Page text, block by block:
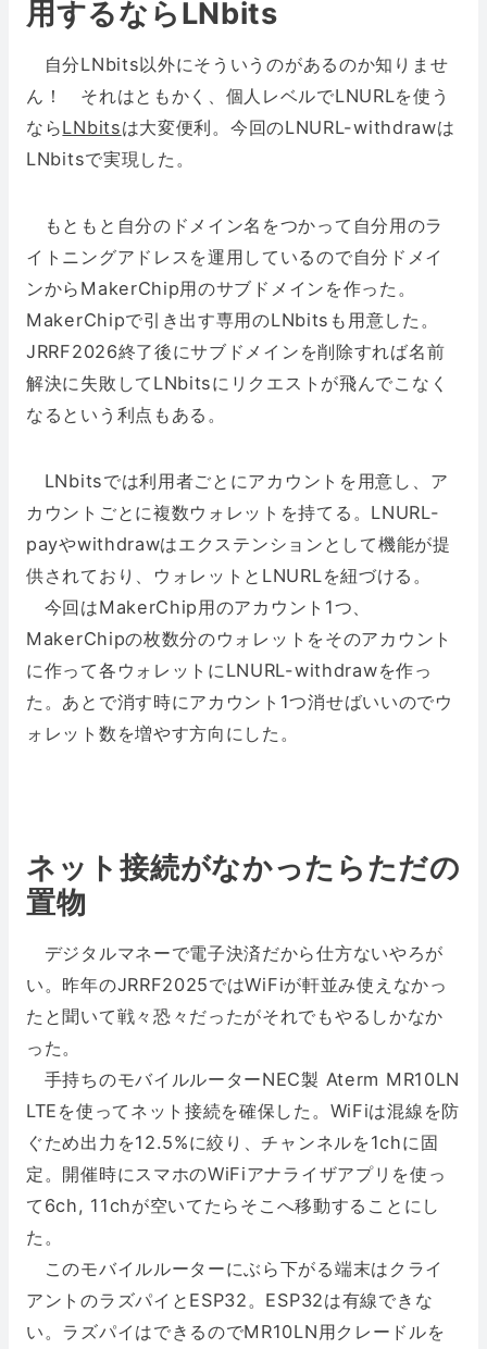
用するならLNbits
自分LNbits以外にそういうのがあるのか知りませ
ん！ それはともかく、個人レベルでLNURLを使う
ならLNbitsは大変便利。今回のLNURL-withdrawは
LNbitsで実現した。
もともと自分のドメイン名をつかって自分用のラ
イトニングアドレスを運用しているので自分ドメイ
ンからMakerChip用のサブドメインを作った。
MakerChipで引き出す専用のLNbitsも用意した。
JRRF2026終了後にサブドメインを削除すれば名前
解決に失敗してLNbitsにリクエストが飛んでこなく
なるという利点もある。
LNbitsでは利用者ごとにアカウントを用意し、ア
カウントごとに複数ウォレットを持てる。LNURL-
payやwithdrawはエクステンションとして機能が提
供されており、ウォレットとLNURLを紐づける。
今回はMakerChip用のアカウント1つ、
MakerChipの枚数分のウォレットをそのアカウント
に作って各ウォレットにLNURL-withdrawを作っ
た。あとで消す時にアカウント1つ消せばいいのでウ
ォレット数を増やす方向にした。
ネット接続がなかったらただの
置物
デジタルマネーで電子決済だから仕方ないやろが
い。昨年のJRRF2025ではWiFiが軒並み使えなかっ
たと聞いて戦々恐々だったがそれでもやるしかなか
った。
手持ちのモバイルルーターNEC製 Aterm MR10LN
LTEを使ってネット接続を確保した。WiFiは混線を防
ぐため出力を12.5%に絞り、チャンネルを1chに固
定。開催時にスマホのWiFiアナライザアプリを使っ
て6ch, 11chが空いてたらそこへ移動することにし
た。
このモバイルルーターにぶら下がる端末はクライ
アントのラズパイとESP32。ESP32は有線できな
い。ラズパイはできるのでMR10LN用クレードルを